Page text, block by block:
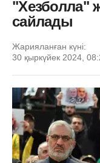
"Хезболла"
сайлады
Жарияланған күні:
30 қыркүйек 2024,